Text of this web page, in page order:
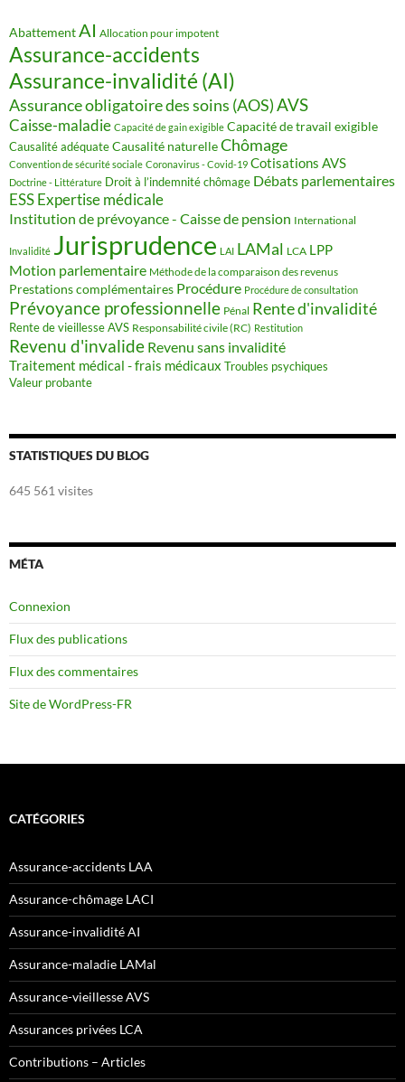
AbattementAI Allocation pour impotent
Assurance-accidents
Assurance-invalidité (AI)
Assurance obligatoire des soins (AOS)AVS
Caisse-maladie Capacité de gain exigible Capacité de travail exigible
Causalité adéquate Causalité naturelleChômage
Convention de sécurité sociale Coronavirus - Covid-19 Cotisations AVS
Doctrine - Littérature Droit à l’indemnité chômage Débats parlementaires
ESSExpertise médicale
Institution de prévoyance - Caisse de pension International
Invalidité Jurisprudence LAI LAMal LCA LPP
Motion parlementaire Méthode de la comparaison des revenus
Prestations complémentaires Procédure Procédure de consultation
Prévoyance professionnelle Pénal Rente d'invalidité
Rente de vieillesse AVS Responsabilité civile (RC) Restitution
Revenu d'invalide Revenu sans invalidité
Traitement médical - frais médicaux Troubles psychiques
Valeur probante
STATISTIQUES DU BLOG
645 561 visites
MÉTA
Connexion
Flux des publications
Flux des commentaires
Site de WordPress-FR
CATÉGORIES
Assurance-accidents LAA
Assurance-chômage LACI
Assurance-invalidité AI
Assurance-maladie LAMal
Assurance-vieillesse AVS
Assurances privées LCA
Contributions – Articles